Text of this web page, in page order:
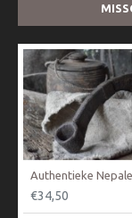
Authentieke
€34,50